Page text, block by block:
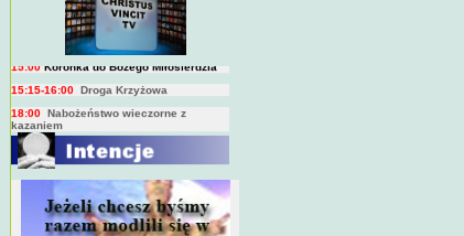
Msza święta
Koronka do Bożego Miłosierdzia
15:15-16:00 Droga Krzyżowa
kazaniem
10:00 Niedzielna Msza święta w miarę
możliwości ks. Piotra